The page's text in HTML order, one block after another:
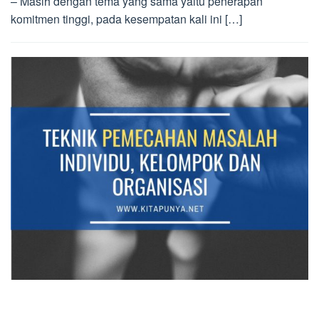
komitmen tinggi, pada kesempatan kali ini […]